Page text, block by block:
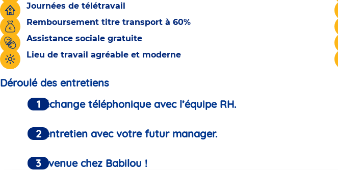
Journées de télétravail
Remboursement titre transport à 60%
Assistance sociale gratuite
Lieu de travail agréable et moderne
Déroulé des entretiens
Un échange téléphonique avec l’équipe RH.
Un entretien avec votre futur manager.
Bienvenue chez Babilou !